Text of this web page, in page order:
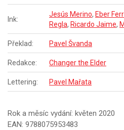
Ink:
Jesús Merino, Eber
Regla, Ricardo Jaime,
Překlad: Pavel Švanda
Redakce: Changer the Elder
Lettering: Pavel Mařata
Rok a měsíc vydání: květen 2020
EAN: 9788075953483